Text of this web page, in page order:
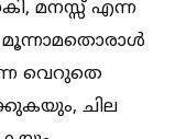
മനസ്സ് എന്ന
മൂന്നാമതൊരാള്‍
വെറുതെ
ചില